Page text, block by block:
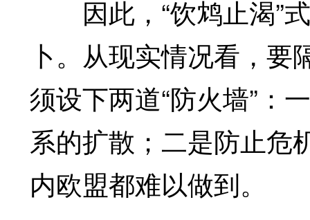
因此，“饮鸩止渴”式
卜。从现实情况看，
须设下两道“防火墙”：
系的扩散；二是防止危
内欧盟都难以做到。